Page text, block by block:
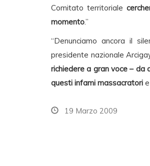
Comitato territoriale
momento.”
“Denunciamo ancora il
presidente nazionale
richiedere a gran voce – da
questi infami massacratori
19 Marzo 2009